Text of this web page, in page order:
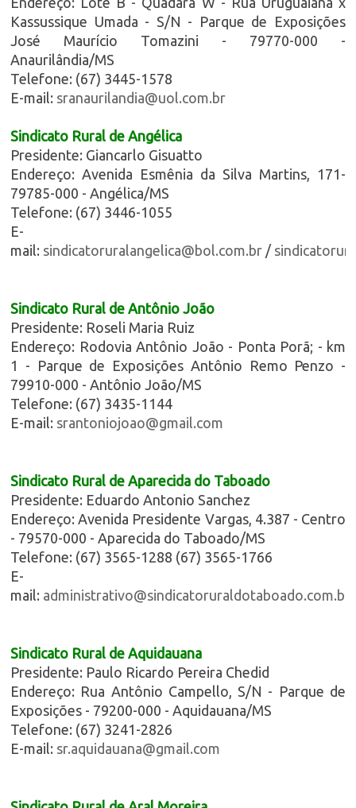
Kassussique Umada - S/N - Parque de Exposições
José Maurício Tomazini - 79770-000 -
Anaurilândia/MS
Telefone: (67) 3445-1578
E-mail: sranaurilandia@uol.com.br
Sindicato Rural de Angélica
Presidente: Giancarlo Gisuatto
Endereço: Avenida Esmênia da Silva Martins, 171-
79785-000 - Angélica/MS
Telefone: (67) 3446-1055
E-
mail: sindicatoruralangelica@bol.com.br /
Sindicato Rural de Antônio João
Presidente: Roseli Maria Ruiz
Endereço: Rodovia Antônio João - Ponta Porã; - km
1 - Parque de Exposições Antônio Remo Penzo -
79910-000 - Antônio João/MS
Telefone: (67) 3435-1144
E-mail: srantoniojoao@gmail.com
Sindicato Rural de Aparecida do Taboado
Presidente: Eduardo Antonio Sanchez
Endereço: Avenida Presidente Vargas, 4.387 - Centro
- 79570-000 - Aparecida do Taboado/MS
Telefone: (67) 3565-1288 (67) 3565-1766
E-
mail: administrativo@sindicatoruraldotaboado.com.br
Sindicato Rural de Aquidauana
Presidente: Paulo Ricardo Pereira Chedid
Endereço: Rua Antônio Campello, S/N - Parque de
Exposições - 79200-000 - Aquidauana/MS
Telefone: (67) 3241-2826
E-mail: sr.aquidauana@gmail.com